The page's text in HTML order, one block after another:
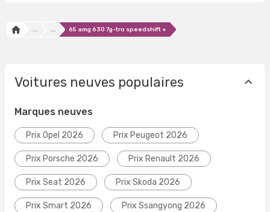
... ... 65 amg 630 7g-tro speedshift +
Voitures neuves populaires
Marques neuves
Prix Opel 2026 Prix Peugeot 2026
Prix Porsche 2026 Prix Renault 2026
Prix Seat 2026 Prix Skoda 2026
Prix Smart 2026 Prix Ssangyong 2026